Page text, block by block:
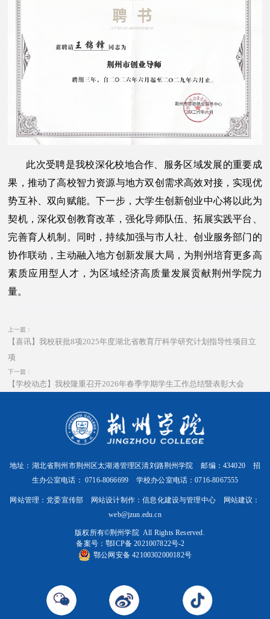
此次受聘是我校深化校地合作、服务区域发展的重要成
果，推动了高校智力资源与地方双创需求高效对接，实现优
势互补、双向赋能。下一步，大学生创新创业中心将以此为
契机，深化双创教育改革，强化导师队伍、拓展实践平台、
完善育人机制。同时，持续加强与市人社、创业服务部门的
协作联动，主动融入地方创新发展大局，为荆州培育更多高
素质应用型人才，为区域经济高质量发展贡献荆州学院力
量。
上一篇：
【喜讯】我校获批8项2025年度湖北省教育厅科学研究计划指导性项目立
项
下一篇：
【学校动态】我校隆重召开2026年春季学期学生工作总结暨表彰大会
地址：湖北省荆州市荆州区太湖港管理区清刘路荆州学院 邮编：434020 招
生办公室电话： 0716-8066699 学校办公室电话：0716-8067555
网站管理：党委宣传部 网站设计制作：信息化建设与管理中心 网站建议：
web@jzun.edu.cn
版权所有©️荆州学院 All Rights Reserved.
备案号：鄂ICP备 2021007822号-2
鄂公网安备 42100302000182号